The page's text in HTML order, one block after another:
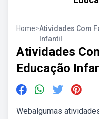
Home>Atividades Com
Infantil
Atividades
Educação
Webalgumas